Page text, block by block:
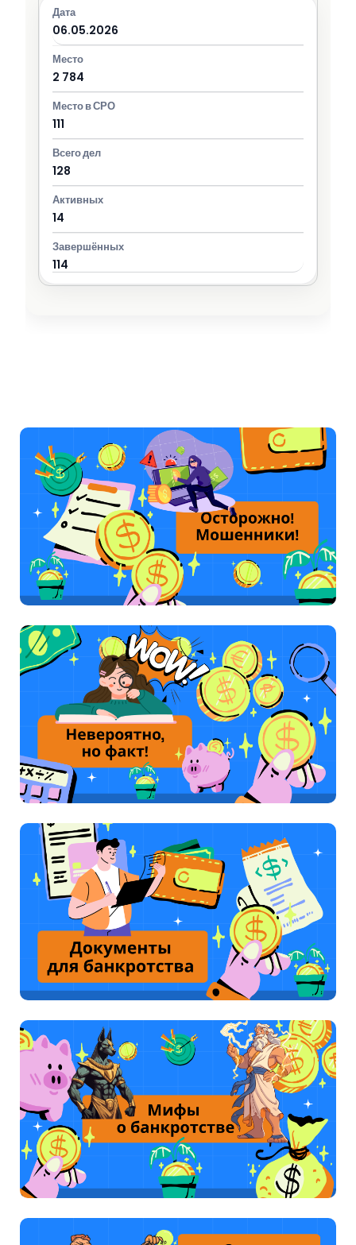
06.05.2026
2 784
111
128
14
114